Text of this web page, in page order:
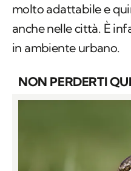
molto adattabile e
anche nelle città. È
in ambiente urbano.
NON PERDERTI